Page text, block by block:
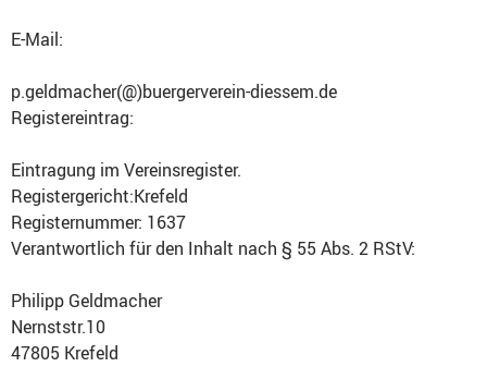
E-Mail:
p.geldmacher(@)buergerverein-diessem.de
Registereintrag:
Eintragung im Vereinsregister.
Registergericht:Krefeld
Registernummer: 1637
Verantwortlich für den Inhalt nach § 55 Abs. 2 RStV:
Philipp Geldmacher
Nernststr.10
47805 Krefeld